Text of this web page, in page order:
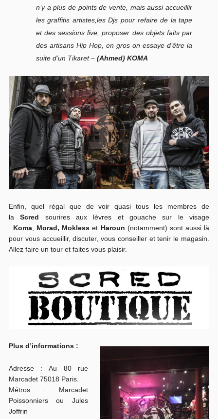
n’y a plus de points de vente, mais aussi accueillir
les graffitis artistes,les Djs pour refaire de la tape
et des sessions live, proposer des objets faits par
des artisans Hip Hop, en gros on essaye d’être la
suite d’un Tikaret– (Ahmed) KOMA
Enfin, quel régal que de voir quasi tous les membres de
laScred sourires aux lèvres et gouache sur le visage
: Koma Morad, Mokless et Haroun (notamment) sont aussi là
pour vous accueillir, discuter, vous conseiller et tenir le magasin.
Allez faire un tour et faites vous plaisir.
Plus d’informations :
Adresse : Au 80 rue
Marcadet 75018 Paris.
Métros : Marcadet
Poissonniers ou Jules
Joffrin